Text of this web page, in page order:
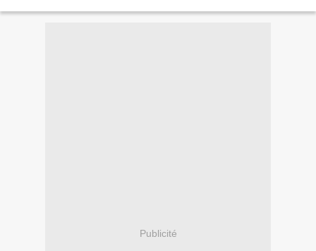
Publicité